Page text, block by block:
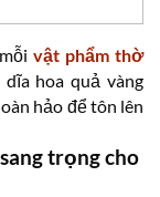
vật phẩm thờ
hoa quả vàng
hảo để tôn lên
trọng cho